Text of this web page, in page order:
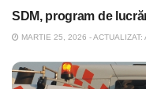
SDM, program de
MARTIE 25, 2026 -